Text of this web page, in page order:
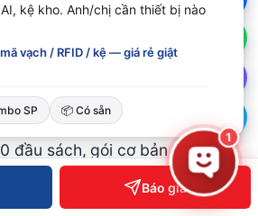
Báo giá
RFID cho thư
sách là bao nhiêu?
quy mô và cấu hình cụ thể.
đầu sách, gói cơ bản (1 cổng
bàn, 1 PDA, 10.000 tem RFID,
180-250 triệu đồng. Gói
1
kệ kho. Anh/chị cần thiết bị nào
mã vạch / RFID / kệ — giá rẻ giật
SP 📦 Có sẵn